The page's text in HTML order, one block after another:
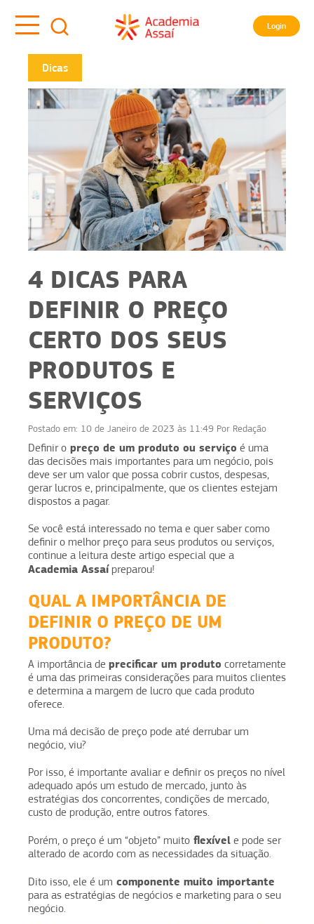
Login
Dicas
4 DICAS PARA
DEFINIR O PREÇO
CERTO DOS SEUS
PRODUTOS E
SERVIÇOS
Postado em: 10 de Janeiro de 2023 às 11:49 Por Redação
Definir o preço de um produto ou serviço é uma
das decisões mais importantes para um negócio, pois
deve ser um valor que possa cobrir custos, despesas,
gerar lucros e, principalmente, que os clientes estejam
dispostos a pagar.
Se você está interessado no tema e quer saber como
definir o melhor preço para seus produtos ou serviços,
continue a leitura deste artigo especial que a
Academia Assaípreparou!
QUAL A IMPORTÂNCIA DE
DEFINIR O PREÇO DE UM
PRODUTO?
A importância de precificar um produto corretamente
é uma das primeiras considerações para muitos clientes
e determina a margem de lucro que cada produto
oferece.
Uma má decisão de preço pode até derrubar um
negócio, viu?
Por isso, é importante avaliar e definir os preços no nível
adequado após um estudo de mercado, junto às
estratégias dos concorrentes, condições de mercado,
custo de produção, entre outros fatores.
Porém, o preço é um “objeto” muito flexível e pode ser
alterado de acordo com as necessidades da situação.
Dito isso, ele é um componente muito importante
para as estratégias de negócios e marketing para o seu
negócio.